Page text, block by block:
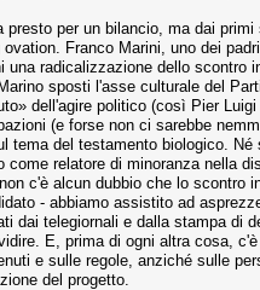
presto per un bilancio, ma dai
ovation. Franco Marini, uno dei
una radicalizzazione dello scontro
sposti l'asse culturale del
dell'agire politico (così Pier
(e forse non ci sarebbe
tema del testamento biologico.
come relatore di minoranza nella
c'è alcun dubbio che lo scontro
- abbiamo assistito ad
dai telegiornali e dalla stampa di
E, prima di ogni altra cosa,
e sulle regole, anziché sulle
del progetto.